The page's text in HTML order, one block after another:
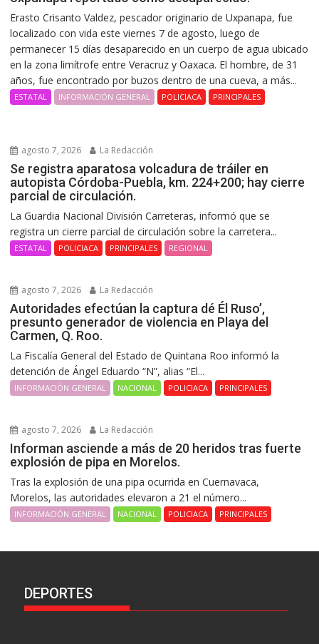
Erasto Crisanto Valdez, pescador originario de Uxpanapa, fue
localizado con vida este viernes 7 de agosto, luego de
permanecer 15 días desaparecido en un cuerpo de agua ubicado
en la zona limítrofe entre Veracruz y Oaxaca. El hombre, de 31
años, fue encontrado por buzos dentro de una cueva, a más...
ESTATAL INFORMACIÓN GENERAL POLICIACA PRINCIPALES
agosto 7, 2026 La Redacción
Se registra aparatosa volcadura de tráiler en
autopista Córdoba-Puebla, km. 224+200; hay cierre
parcial de circulación.
La Guardia Nacional División Carreteras, informó que se
registra un cierre parcial de circulación sobre la carretera...
ESTATAL POLICIACA PRINCIPALES REGIONAL
agosto 7, 2026 La Redacción
Autoridades efectúan la captura dé Él Ruso’,
presunto generador de violencia en Playa del
Carmen, Q. Roo.
La Fiscalía General del Estado de Quintana Roo informó la
detención de Ángel Eduardo “N”, alias “El...
INFORMACIÓN GENERAL NACIONAL POLICIACA PRINCIPALES
agosto 7, 2026 La Redacción
Informan asciende a más de 20 heridos tras fuerte
explosión de pipa en Morelos.
Tras la explosión de una pipa ocurrida en Cuernavaca,
Morelos, las autoridades elevaron a 21 el número...
INFORMACIÓN GENERAL NACIONAL POLICIACA PRINCIPALES
DEPORTES